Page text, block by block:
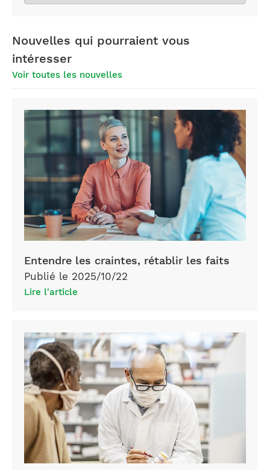
Nouvelles qui pourraient vous
intéresser
Voir toutes les nouvelles
Entendre les craintes, rétablir les faits
Publié le 2025/10/22
Lire l'article